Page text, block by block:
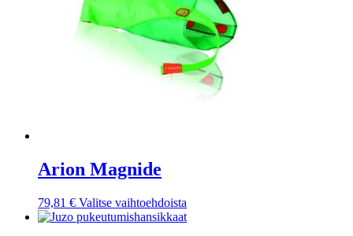
Arion Magnide
79,81 € Valitse vaihtoehdoista
tuotteella